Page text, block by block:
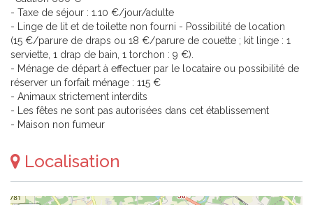
- Taxe de séjour : 1.10 €/jour/adulte
- Linge de lit et de toilette non fourni - Possibilité de location
(15 €/parure de draps ou 18 €/parure de couette ; kit linge : 1
serviette, 1 drap de bain, 1 torchon : 9 €).
- Ménage de départ à effectuer par le locataire ou possibilité de
réserver un forfait ménage : 115 €
- Animaux strictement interdits
- Les fêtes ne sont pas autorisées dans cet établissement
- Maison non fumeur
Localisation